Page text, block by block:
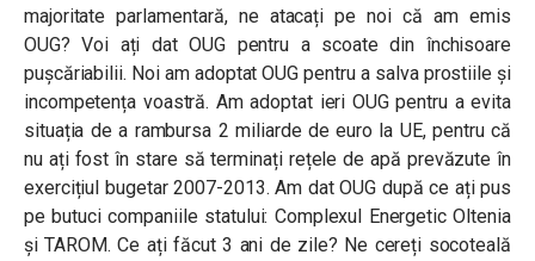
majoritate parlamentară, ne atacați pe noi că am emis
OUG? Voi ați dat OUG pentru a scoate din închisoare
pușcăriabilii. Noi am adoptat OUG pentru a salva prostiile și
incompetența voastră. Am adoptat ieri OUG pentru a evita
situația de a rambursa 2 miliarde de euro la UE, pentru că
nu ați fost în stare să terminați rețele de apă prevăzute în
exercițiul bugetar 2007-2013. Am dat OUG după ce ați pus
pe butuci companiile statului: Complexul Energetic Oltenia
și TAROM. Ce ați făcut 3 ani de zile? Ne cereți socoteală